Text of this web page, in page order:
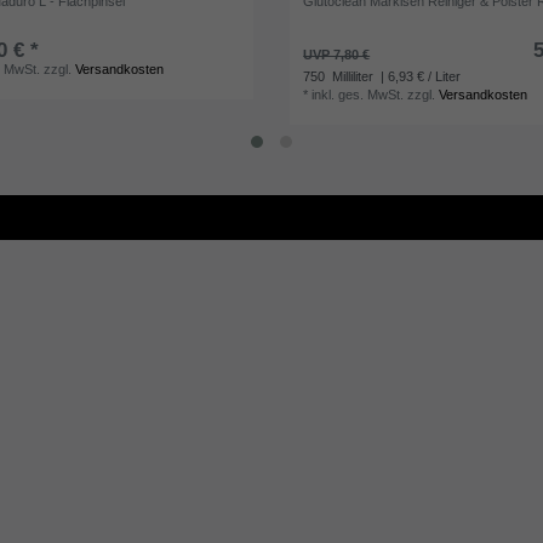
€ *
zzgl.Versandkosten
UVP 7,80 €
750 Milliliter | 6,93 € / Liter
* inkl. ges. MwSt. zzgl.Versandkosten